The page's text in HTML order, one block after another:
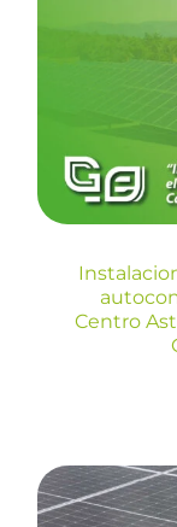
de
Centro